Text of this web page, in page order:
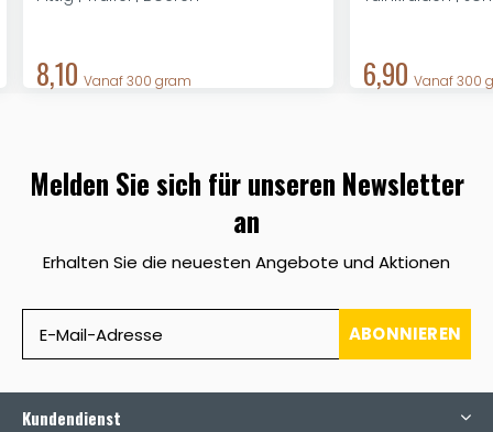
8,10 Vanaf 300 gram 6,90 Vanaf 300
Melden Sie sich für unseren Newsletter
an
Erhalten Sie die neuesten Angebote und Aktionen
ABONNIEREN
Kundendienst